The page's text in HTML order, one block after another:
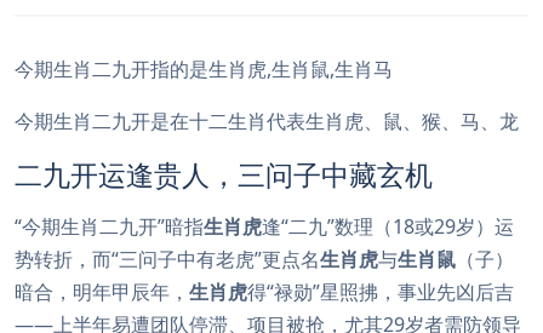
今期生肖二九开指的是生肖虎,生肖鼠,生肖马
今期生肖二九开是在十二生肖代表生肖虎、鼠、猴、马、龙
二九开运逢贵人，三问子中藏玄机
“今期生肖二九开”暗指生肖虎逢“二九”数理（18或29岁）运
势转折，而“三问子中有老虎”更点名生肖虎与生肖鼠 （子）
暗合，明年甲辰年， 生肖虎得“禄勋”星照拂，事业先凶后吉
——上半年易遭团队停滞、项目被抢，尤其29岁者需防领导